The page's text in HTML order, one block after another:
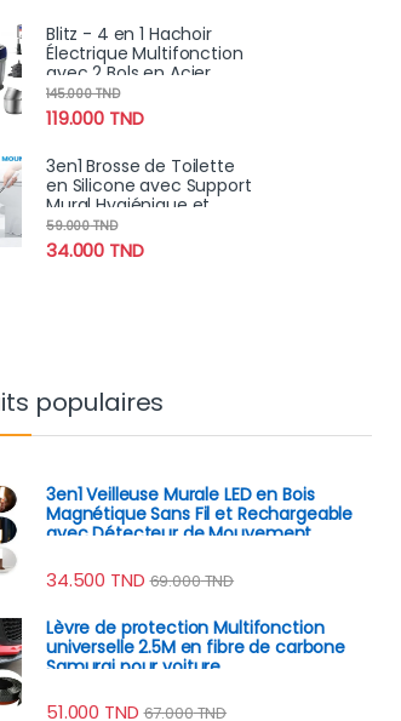
Blitz - 4 en 1 Hachoir
Électrique Multifonction
avec 2 Bols en Acier
Inoxydable et éplucheur
ail
119.000 TND
145.000TND
3en1 Brosse de Toilette
en Silicone avec Support
Mural Hygiénique et
Moderne
34.000 TND
59.000TND
populaires
3en1 Veilleuse Murale LED en Bois
Magnétique Sans Fil et Rechargeable
avec Détecteur de Mouvement
34.500 TND 69.000TND
Lèvre de protection Multifonction
universelle 2.5M en fibre de carbone
Samurai pour voiture
51.000 TND 67.000TND